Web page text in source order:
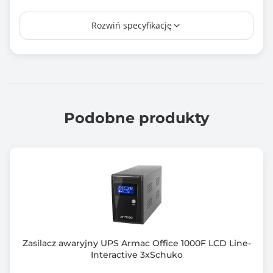
Zabezpieczenie przed przeciążeniem
Układ automatycznej regulacji napięcia (AVR)
zasilający, USB, IEC
Kształt napięcia wyjściowego
Ochrona modem/sieć
RJ-45
Rozwiń specyfikację
Podobne produkty
Zasilacz awaryjny UPS Armac Office 1000F LCD Line-
Interactive 3xSchuko